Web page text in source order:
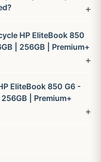
HP EliteBook 850
| 256GB | Premium+
EliteBook 850 G6 -
| Premium+